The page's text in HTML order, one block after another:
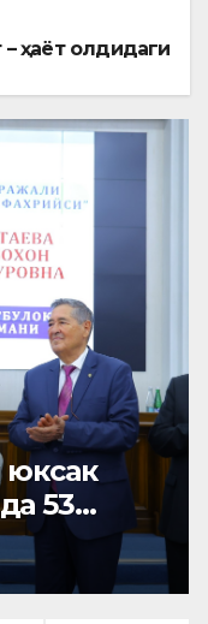
ҳаёт олдидаги
юксак
53